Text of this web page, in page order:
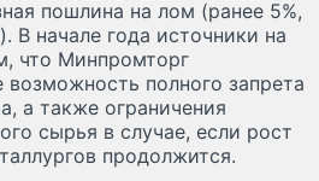
пошлина на лом (ранее 5%,
В начале года источники на
что Минпромторг
полного запрета
а также ограничения
сырья в случае, если рост
продолжится.